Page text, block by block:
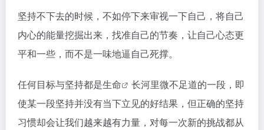
坚持不下去的时候，不如停下来审视一下自己，将自己
内心的能量挖掘出来，找准自己的节奏，让自己心态更
平和一些，而不是一味地逼自己死撑。
任何目标与坚持都是生命
长河里微不足道的一段，即
使某一段坚持并没有当下立见的好结果，但正确的坚持
习惯却会让我们越来越有力量，对每一次新的挑战都从